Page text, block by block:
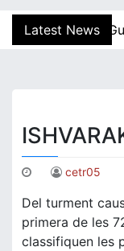
Latest News
Teresa
cetr05
Del turment
primera de les
classifiquen les